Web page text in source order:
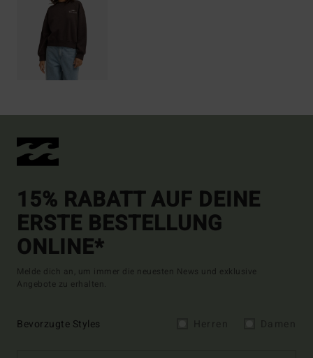
15% RABATT AUF DEINE
ERSTE BESTELLUNG
ONLINE*
Melde dich an, um immer die neuesten News und exklusive
Angebote zu erhalten.
Bevorzugte Styles